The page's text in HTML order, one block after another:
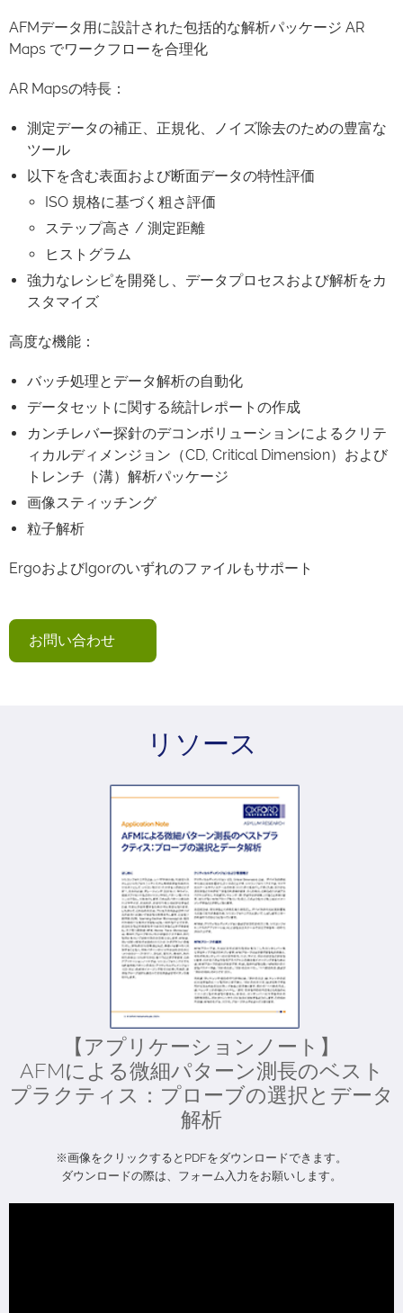
AFMデータ用に設計された包括的な解析パッケージ AR
Maps でワークフローを合理化
AR Mapsの特長：
測定データの補正、正規化、ノイズ除去のための豊富な
ツール
以下を含む表面および断面データの特性評価
ISO 規格に基づく粗さ評価
ステップ高さ / 測定距離
ヒストグラム
強力なレシピを開発し、データプロセスおよび解析をカ
スタマイズ
高度な機能：
バッチ処理とデータ解析の自動化
データセットに関する統計レポートの作成
カンチレバー探針のデコンボリューションによるクリテ
ィカルディメンジョン（CD, Critical Dimension）および
トレンチ（溝）解析パッケージ
画像スティッチング
粒子解析
ErgoおよびIgorのいずれのファイルもサポート
お問い合わせ
リソース
【アプリケーションノート】
AFMによる微細パターン測長のベスト
プラクティス：プローブの選択とデータ
解析
※画像をクリックするとPDFをダウンロードできます。
ダウンロードの際は、フォーム入力をお願いします。